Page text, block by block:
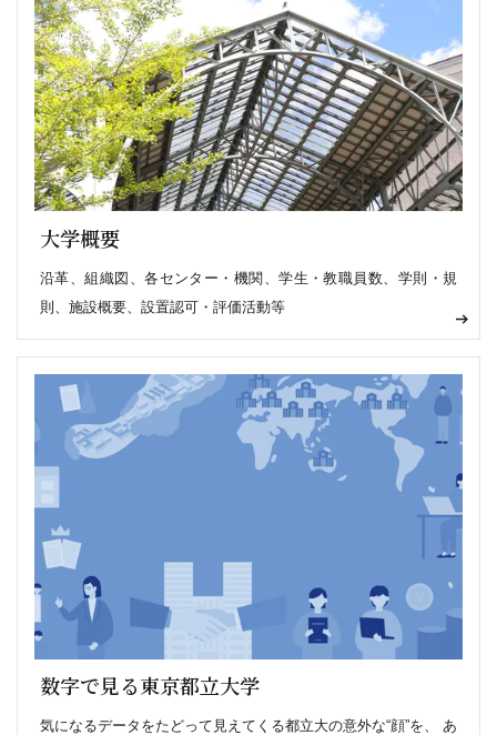
大学概要
沿革、組織図、各センター・機関、学生・教職員数、学則・規
則、施設概要、設置認可・評価活動等
数字で見る東京都立大学
気になるデータをたどって見えてくる都立大の意外な“顔”を、 あ